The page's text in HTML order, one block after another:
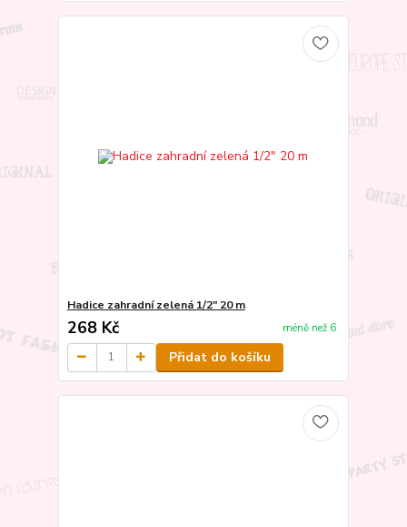
Hadice zahradní zelená 1/2" 20 m
268 Kč méně než 6
Přidat do košíku